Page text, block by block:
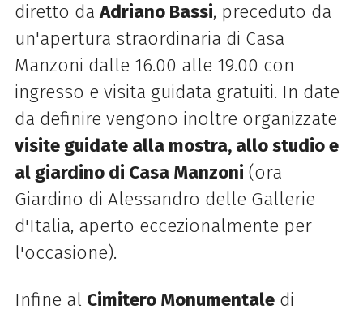
diretto daAdriano Bassi, preceduto da
un'apertura straordinaria di Casa
Manzoni dalle 16.00 alle 19.00 con
ingresso e visita guidata gratuiti. In date
da definire vengono inoltre organizzate
visite guidate alla mostra, allo studio e
al giardino di Casa Manzoni (ora
Giardino di Alessandro delle Gallerie
d'Italia, aperto eccezionalmente per
l'occasione).
Infine al Cimitero Monumentaledi